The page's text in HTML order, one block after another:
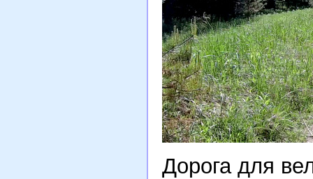
Дорога для